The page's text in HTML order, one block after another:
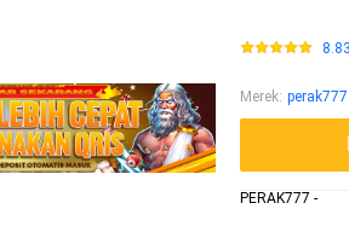
Merek: perak777
PERAK777 -